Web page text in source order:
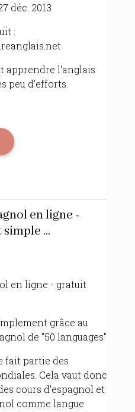
déc. 2013
:
apprendre l'anglais
peu d'efforts.
en ligne -
...
en ligne - gratuit
grâce au
de "50 languages"
fait partie des
Cela vaut donc
cours d'espagnol et
comme langue